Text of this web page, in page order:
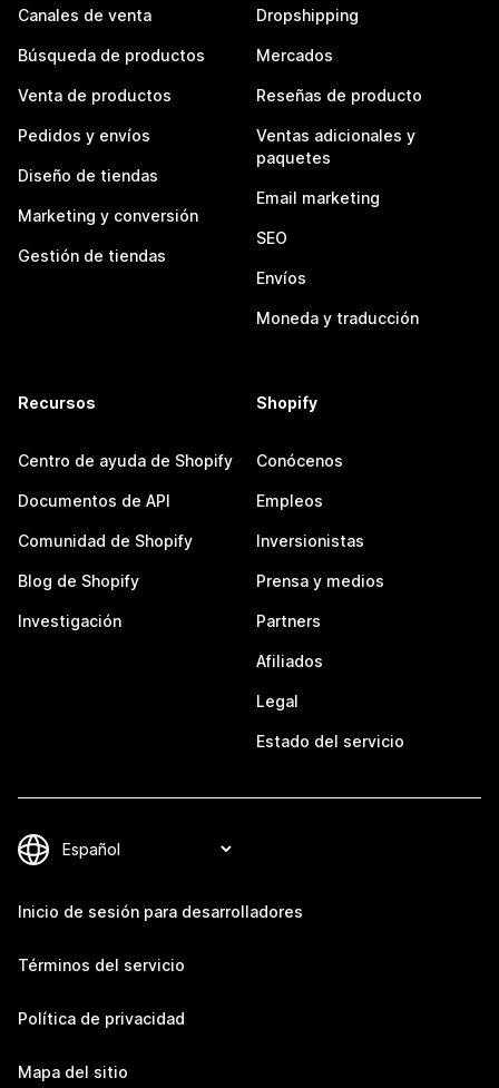
Canales de venta
Búsqueda de productos
Venta de productos
Pedidos y envíos
Diseño de tiendas
Marketing y conversión
Gestión de tiendas
Dropshipping
Mercados
Reseñas de producto
Ventas adicionales y
paquetes
Email marketing
SEO
Envíos
Moneda y traducción
Recursos
Centro de ayuda de Shopify
Documentos de API
Comunidad de Shopify
Blog de Shopify
Investigación
Shopify
Conócenos
Empleos
Inversionistas
Prensa y medios
Partners
Afiliados
Legal
Estado del servicio
Inicio de sesión para desarrolladores
Términos del servicio
Política de privacidad
Mapa del sitio